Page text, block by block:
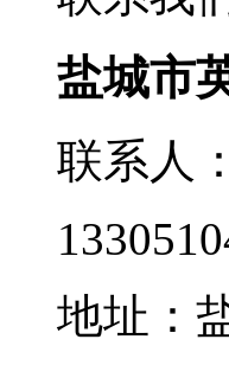
盐城市
联系人
地址：